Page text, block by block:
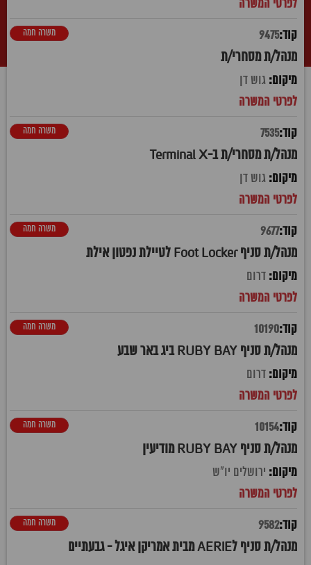
9475
מנהל/ת מסחרי/ת
משרה חמה
גוש דן
7535
מנהל/ת מסחרי/ת ב-Terminal X
משרה חמה
גוש דן
9677
מנהל/ת סניף Foot Locker לטיילת נפטון אילת
משרה חמה
דרום
10190
מנהל/ת סניף RUBY BAY ביג באר שבע
משרה חמה
דרום
10154
מנהל/ת סניף RUBY BAY מודיעין
משרה חמה
ירושלים יו"ש
9582
מנהל/ת סניף לAERIE מבית אמריקן איגל - גבעתיים
משרה חמה